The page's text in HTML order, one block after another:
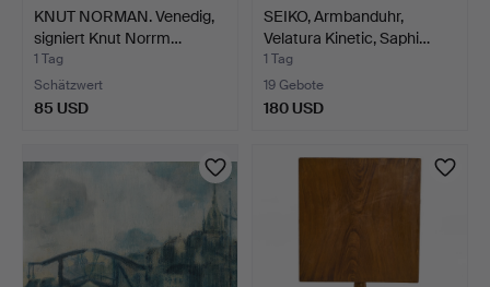
KNUT NORMAN. Venedig,
signiert Knut Norrm…
1 Tag
Schätzwert
85 USD
SEIKO, Armbanduhr,
Velatura Kinetic, Saphi…
1 Tag
19 Gebote
180 USD